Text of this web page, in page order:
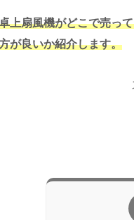
上扇風機がどこで売っ
が良いか紹介します。